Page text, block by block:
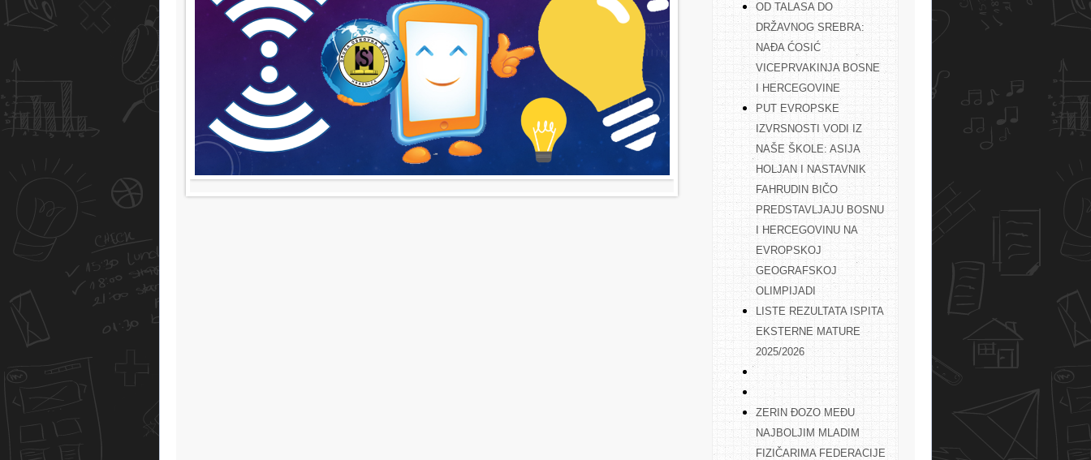
OD TALASA DO
DRŽAVNOG SREBRA:
NAĐA ĆOSIĆ
VICEPRVAKINJA BOSNE
I HERCEGOVINE
PUT EVROPSKE
IZVRSNOSTI VODI IZ
NAŠE ŠKOLE: ASIJA
HOLJAN I NASTAVNIK
FAHRUDIN BIČO
PREDSTAVLJAJU BOSNU
I HERCEGOVINU NA
EVROPSKOJ
GEOGRAFSKOJ
OLIMPIJADI
LISTE REZULTATA ISPITA
EKSTERNE MATURE
2025/2026
ZERIN ĐOZO MEĐU
NAJBOLJIM MLADIM
FIZIČARIMA FEDERACIJE